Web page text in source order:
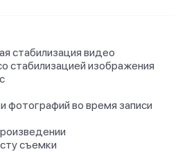
стабилизация видео
стабили­зацией изображения
фотографий во время записи
съемки